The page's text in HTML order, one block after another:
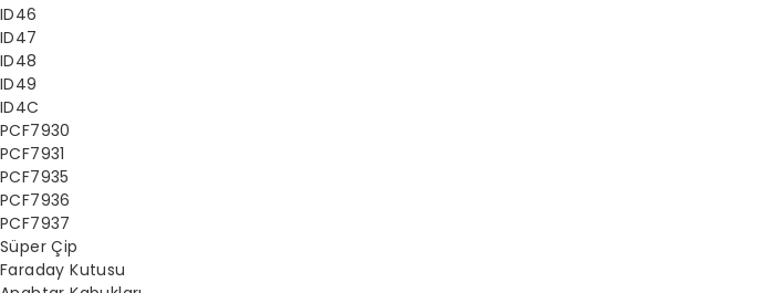
ID46
ID47
ID48
ID49
ID4C
PCF7930
PCF7931
PCF7935
PCF7936
PCF7937
Süper Çip
Faraday Kutusu